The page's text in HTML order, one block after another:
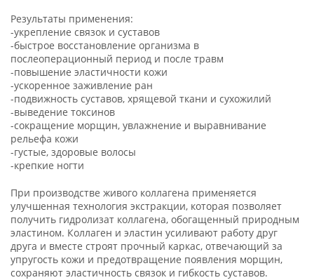
Результаты применения:
-укрепление связок и суставов
-быстрое восстановление организма в
послеоперационный период и после травм
-повышение эластичности кожи
-ускоренное заживление ран
-подвижность суставов, хрящевой ткани и сухожилий
-выведение токсинов
-сокращение морщин, увлажнение и выравнивание
рельефа кожи
-густые, здоровые волосы
-крепкие ногти
При производстве живого коллагена применяется
улучшенная технология экстракции, которая позволяет
получить гидролизат коллагена, обогащенный природным
эластином. Коллаген и эластин усиливают работу друг
друга и вместе строят прочный каркас, отвечающий за
упругость кожи и предотвращение появления морщин,
сохраняют эластичность связок и гибкость суставов.